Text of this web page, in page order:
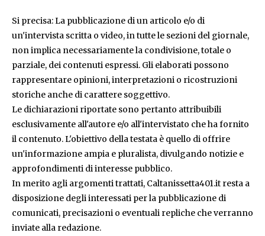
Si precisa: La pubblicazione di un articolo e/o di
un'intervista scritta o video, in tutte le sezioni del giornale,
non implica necessariamente la condivisione, totale o
parziale, dei contenuti espressi. Gli elaborati possono
rappresentare opinioni, interpretazioni o ricostruzioni
storiche anche di carattere soggettivo.
Le dichiarazioni riportate sono pertanto attribuibili
esclusivamente all'autore e/o all'intervistato che ha fornito
il contenuto. L'obiettivo della testata è quello di offrire
un'informazione ampia e pluralista, divulgando notizie e
approfondimenti di interesse pubblico.
In merito agli argomenti trattati, Caltanissetta401.it resta a
disposizione degli interessati per la pubblicazione di
comunicati, precisazioni o eventuali repliche che verranno
inviate alla redazione.